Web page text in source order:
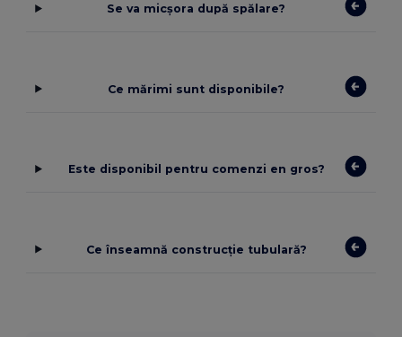
Se va micșora după spălare?
Ce mărimi sunt disponibile?
Este disponibil pentru comenzi en gros?
Ce înseamnă construcție tubulară?